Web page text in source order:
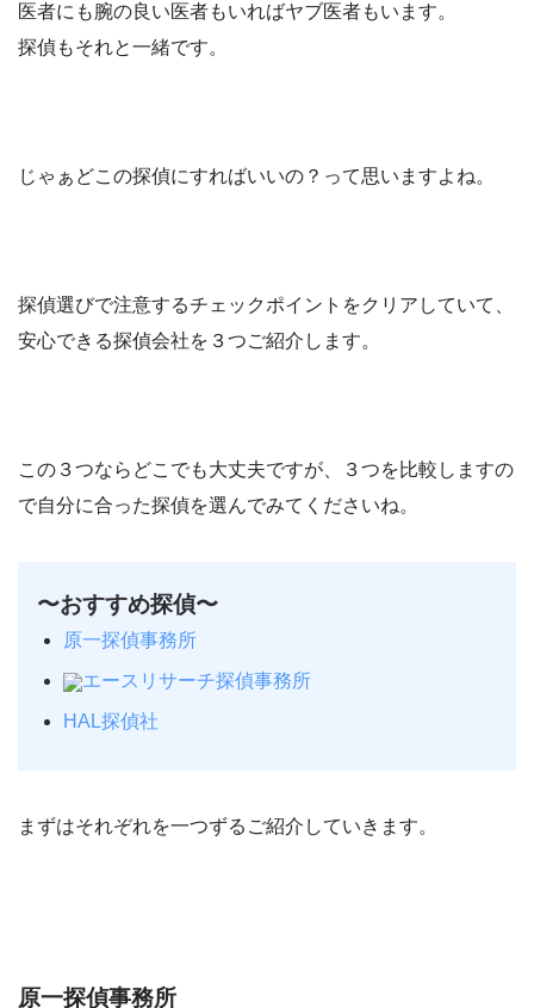
医者にも腕の良い医者もいればヤブ医者もいます。
探偵もそれと一緒です。
じゃぁどこの探偵にすればいいの？って思いますよね。
探偵選びで注意するチェックポイントをクリアしていて、
安心できる探偵会社を３つご紹介します。
この３つならどこでも大丈夫ですが、３つを比較しますの
で自分に合った探偵を選んでみてくださいね。
〜おすすめ探偵〜
原一探偵事務所
エースリサーチ探偵事務所
HAL探偵社
まずはそれぞれを一つずるご紹介していきます。
原一探偵事務所